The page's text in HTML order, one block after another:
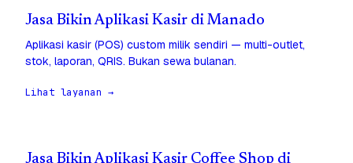
Jasa Bikin Aplikasi Kasir di Manado
Aplikasi kasir (POS) custom milik sendiri — multi-outlet,
stok, laporan, QRIS. Bukan sewa bulanan.
Lihat layanan →
Jasa Bikin Aplikasi Kasir Coffee Shop di